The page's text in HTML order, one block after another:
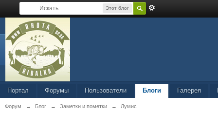
Этот блог
Портал Форумы Пользователи Блоги Галерея
Форум → Блог → Заметки и пометки → Лумис